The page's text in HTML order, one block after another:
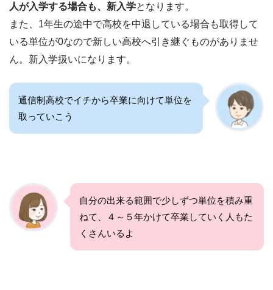
人が入学する場合も、新入学となります。
また、1年生の途中で高校を中退している場合も取得して
いる単位が0なので新しい高校へ引き継ぐものがありませ
ん。新入学扱いになります。
通信制高校でイチから卒業に向けて単位を
取っていこう
自分の出来る範囲で少しずつ単位を積み重
ねて、４～５年かけて卒業していく人もた
くさんいるよ